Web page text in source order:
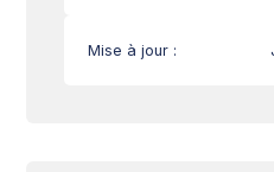
Mise à jour :